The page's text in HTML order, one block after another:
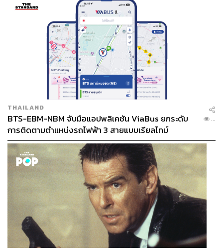
THAILAND
BTS-EBM-NBM จับมือแอปพลิเคชัน ViaBus ยกระดับ
การติดตามตำแหน่งรถไฟฟ้า 3 สายแบบเรียลไทม์
...